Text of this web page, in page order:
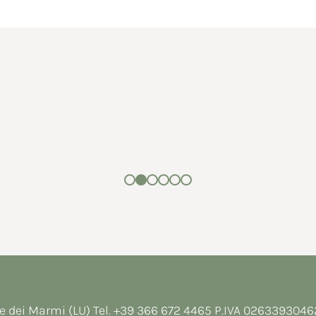
dei Marmi (LU) Tel. +39 366 672 4465 P.IVA